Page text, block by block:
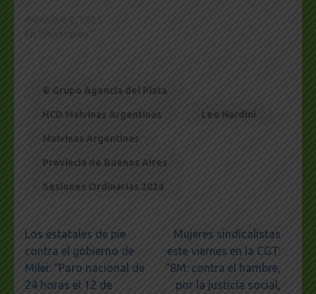
© Grupo Agencia del Plata
HCD Malvinas Argentinas Leo Nardini
Malvinas Argentinas
Provincia de Buenos Aires
Sesiones Ordinarias 2024
Navegación
de
entradas
Los estatales de pie
contra el gobierno de
Milei: “Paro nacional de
24 horas el 12 de
Mujeres sindicalistas
este viernes en la CGT:
“8M: contra el hambre,
por la justicia social,